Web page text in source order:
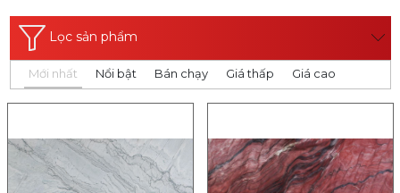
Lọc sản phẩm
Mới nhất Nổi bật Bán chạy Giá thấp Giá cao